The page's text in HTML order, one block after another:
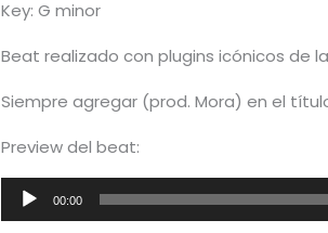
Key: G minor
Beat realizado con plugins icónicos de
Siempre agregar (prod. Mora) en el
Preview del beat:
Reproductor
de
00:00